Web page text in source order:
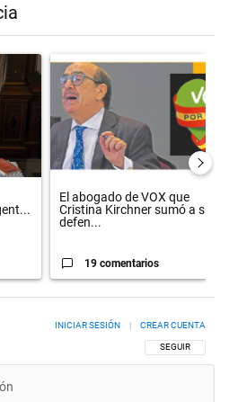
el título "Milei, listo para 'atajar'
Un artículo de tendencia con el
El abogado de VOX que
Cristina Kirchner sumó a su
defen...
19 comentarios
SIGA ESTA
SEGUIR
INICIAR SESIÓN | CREAR CUENTA